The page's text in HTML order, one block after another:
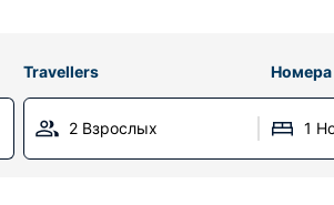
Travellers Номера
2 Взрослых 1